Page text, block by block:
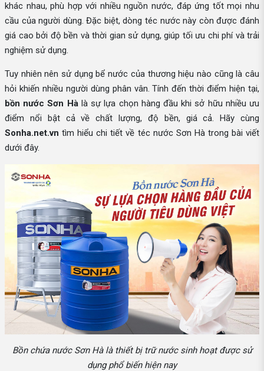
khác nhau, phù hợp với nhiều nguồn nước, đáp ứng tốt mọi nhu
cầu của người dùng. Đặc biệt, dòng téc nước này còn được đánh
giá cao bởi độ bền và thời gian sử dụng, giúp tối ưu chi phí và trải
nghiệm sử dụng.
Tuy nhiên nên sử dụng bể nước của thương hiệu nào cũng là câu
hỏi khiến nhiều người dùng phân vân. Tính đến thời điểm hiện tại,
bồn nước Sơn Hàlà sự lựa chọn hàng đầu khi sở hữu nhiều ưu
điểm nổi bật cả về chất lượng, độ bền, giá cả. Hãy cùng
Sonha.net.vn tìm hiểu chi tiết về téc nước Sơn Hà trong bài viết
dưới đây.
Bồn chứa nước Sơn Hà là thiết bị trữ nước sinh hoạt được sử
dụng phổ biến hiện nay